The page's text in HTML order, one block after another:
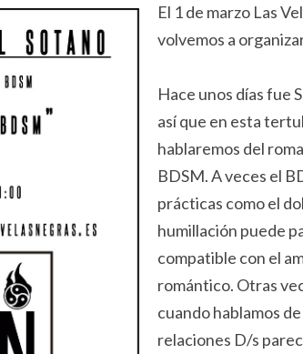
El 1 de marzo Las
volvemos a
Hace unos días fue
así que en esta
hablaremos del
BDSM. A veces el
prácticas como el
humillación puede
compatible con el
romántico. Otras
cuando hablamos
relaciones D/s